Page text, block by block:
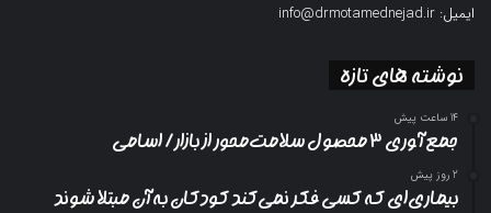
ایمیل: info@drmotamednejad.ir
نوشته های تازه
14 ساعت پیش
جمع آوری ۳ محصول سلامت‌محور از بازار/ اسامی
2 روز پیش
بیماری‌ای که کسی فکر نمی‌کند کودکان به آن مبتلا شوند